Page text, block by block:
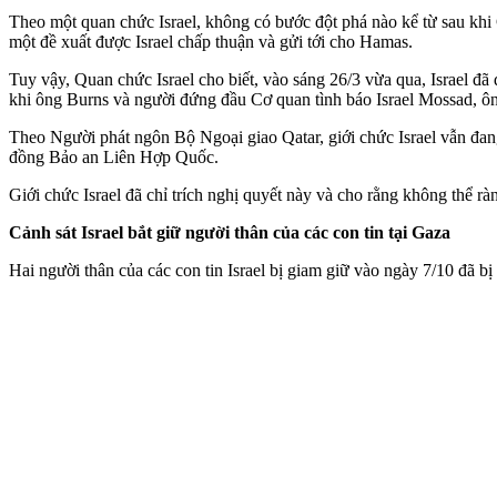
Theo một quan chức Israel, không có bước đột phá nào kể từ sau
một đề xuất được Israel chấp thuận và gửi tới cho Hamas.
Tuy vậy, Quan chức Israel cho biết, vào sáng 26/3 vừa qua, Israel
khi ông Burns và người đứng đầu Cơ quan tình báo Israel Mossad,
Theo Người phát ngôn Bộ Ngoại giao Qatar, giới chức Israel vẫn
đồng Bảo an Liên Hợp Quốc.
Giới chức Israel đã chỉ trích nghị quyết này và cho rằng không thể
Cảnh sát Israel bắt giữ người thân của các con tin tại Gaza
Hai người thân của các con tin Israel bị giam giữ vào ngày 7/10 đã